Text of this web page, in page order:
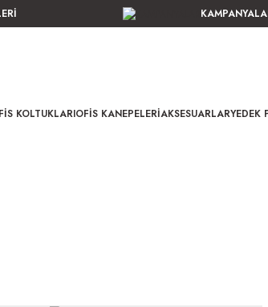
KOLTUKLARIOFIS KANEPELERIAKSESUARLARYEDEK